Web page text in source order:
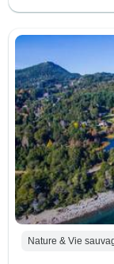
Nature & Vie